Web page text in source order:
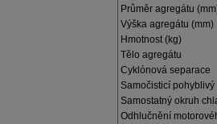
Průměr agregátu
Výška agregátu (mm)
Hmotnost (kg)
Tělo agregátu
Cyklónová separace
Samočisticí pohyblivý
Samostatný okruh
Odhlučnění